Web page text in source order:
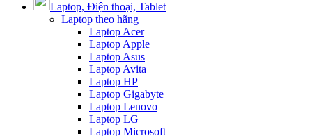
Laptop, Điện thoại, Tablet
Laptop theo hãng
Laptop Acer
Laptop Apple
Laptop Asus
Laptop Avita
Laptop HP
Laptop Gigabyte
Laptop Lenovo
Laptop LG
Laptop Microsoft